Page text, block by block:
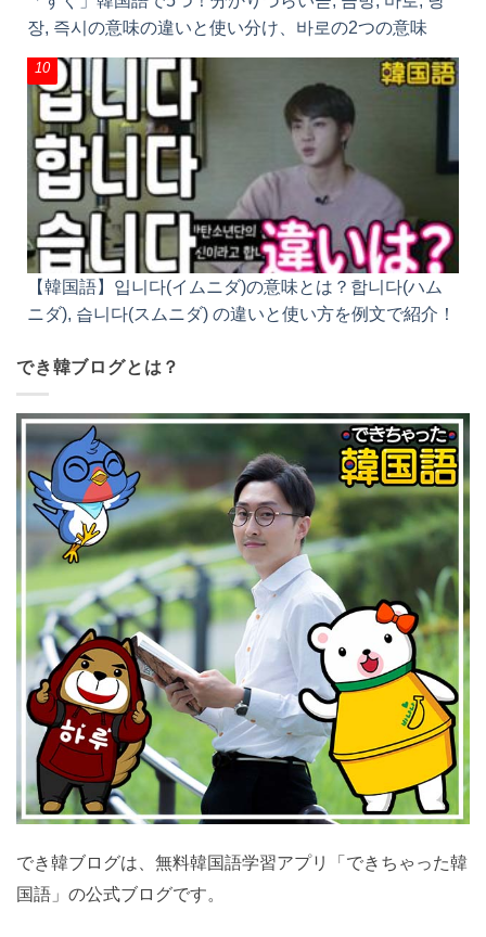
【韓国語】입니다(イムニダ)の意味とは？합니다(ハム
ニダ), 습니다(スムニダ) の違いと使い方を例文で紹
介！
でき韓ブログとは？
でき韓ブログは、無料韓国語学習アプリ「できちゃった
韓国語」の公式ブログです。